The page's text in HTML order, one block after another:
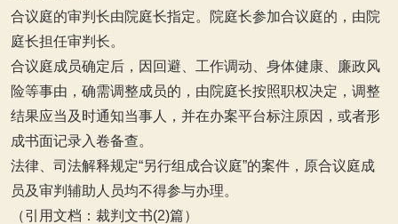
合议庭的审判长由院庭长指定。院庭长参加合议庭的，由院
庭长担任审判长。
合议庭成员确定后，因回避、工作调动、身体健康、廉政风
险等事由，确需调整成员的，由院庭长按照职权决定，调整
结果应当及时通知当事人，并在办案平台标注原因，或者形
成书面记录入卷备查。
法律、司法解释规定“另行组成合议庭”的案件，原合议庭成
员及审判辅助人员均不得参与办理。
（引用文档：裁判文书(2)篇）